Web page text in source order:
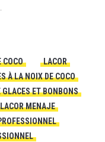
COCO
LACOR
À LA NOIX DE COCO
GLACES ET BONBONS
MENAJE